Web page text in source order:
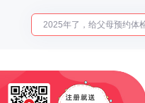
体检前能吃药吗？
2025年了，给父母预约体检